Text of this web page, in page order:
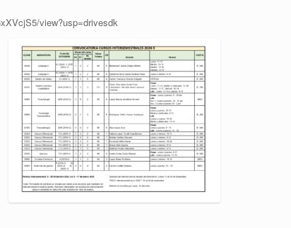
view?usp=drivesdk